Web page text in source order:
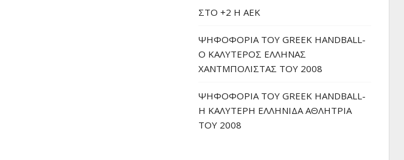
ΣΤΟ +2 Η ΑΕΚ
ΨΗΦΟΦΟΡΙΑ ΤΟΥ GREEK HANDBALL-
O ΚΑΛΥΤΕΡΟΣ ΕΛΛΗΝΑΣ
ΧΑΝΤΜΠΟΛΙΣΤΑΣ ΤΟΥ 2008
ΨΗΦΟΦΟΡΙΑ ΤΟΥ GREEK HANDBALL-
H ΚΑΛΥΤΕΡΗ ΕΛΛΗΝΙΔΑ ΑΘΛΗΤΡΙΑ
ΤΟΥ 2008